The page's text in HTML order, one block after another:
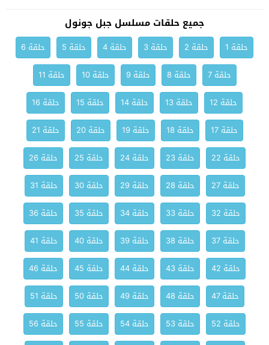
جميع حلقات مسلسل جبل جونول
حلقة 1 حلقة 2 حلقة 3 حلقة 4 حلقة 5
حلقة 6
حلقة 7
حلقة 8 حلقة 9 حلقة 10
حلقة 11
حلقة 12
حلقة 13 حلقة 14 حلقة 15
حلقة 16
حلقة 17
حلقة 18 حلقة 19 حلقة 20
حلقة 21
حلقة 22
حلقة 23 حلقة 24 حلقة 25
حلقة 26
حلقة 27
حلقة 28 حلقة 29 حلقة 30
حلقة 31
حلقة 32
حلقة 33 حلقة 34 حلقة 35
حلقة 36
حلقة 37
حلقة 38 حلقة 39 حلقة 40
حلقة 41
حلقة 42
حلقة 43 حلقة 44 حلقة 45
حلقة 46
حلقة 47
حلقة 48 حلقة 49 حلقة 50
حلقة 51
حلقة 52
حلقة 53 حلقة 54 حلقة 55
حلقة 56